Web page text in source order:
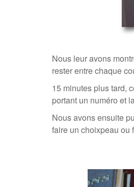
Nous leur avons
rester entre chaque
15 minutes plus tard,
portant un numéro et
Nous avons ensuite
faire un choixpeau ou